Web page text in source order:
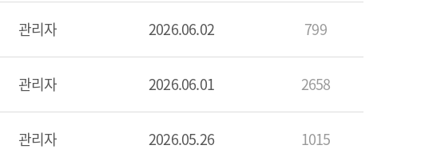
관리자 2026.06.02 799
관리자 2026.06.01 2658
관리자 2026.05.26 1015